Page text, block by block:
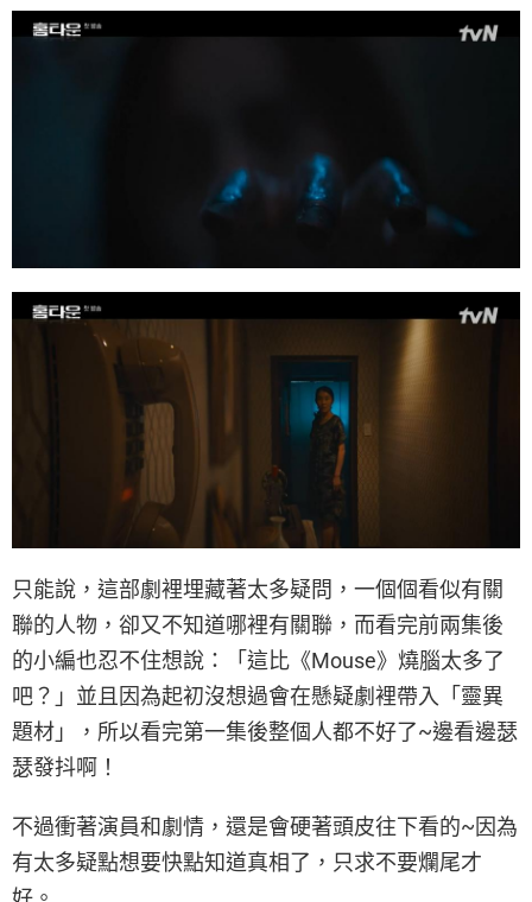
只能說，這部劇裡埋藏著太多疑問，一個個看似有關
聯的人物，卻又不知道哪裡有關聯，而看完前兩集後
的小編也忍不住想說：「這比《Mouse》燒腦太多了
吧？」並且因為起初沒想過會在懸疑劇裡帶入「靈異
題材」，所以看完第一集後整個人都不好了~邊看邊瑟
瑟發抖啊！
不過衝著演員和劇情，還是會硬著頭皮往下看的~因為
有太多疑點想要快點知道真相了，只求不要爛尾才